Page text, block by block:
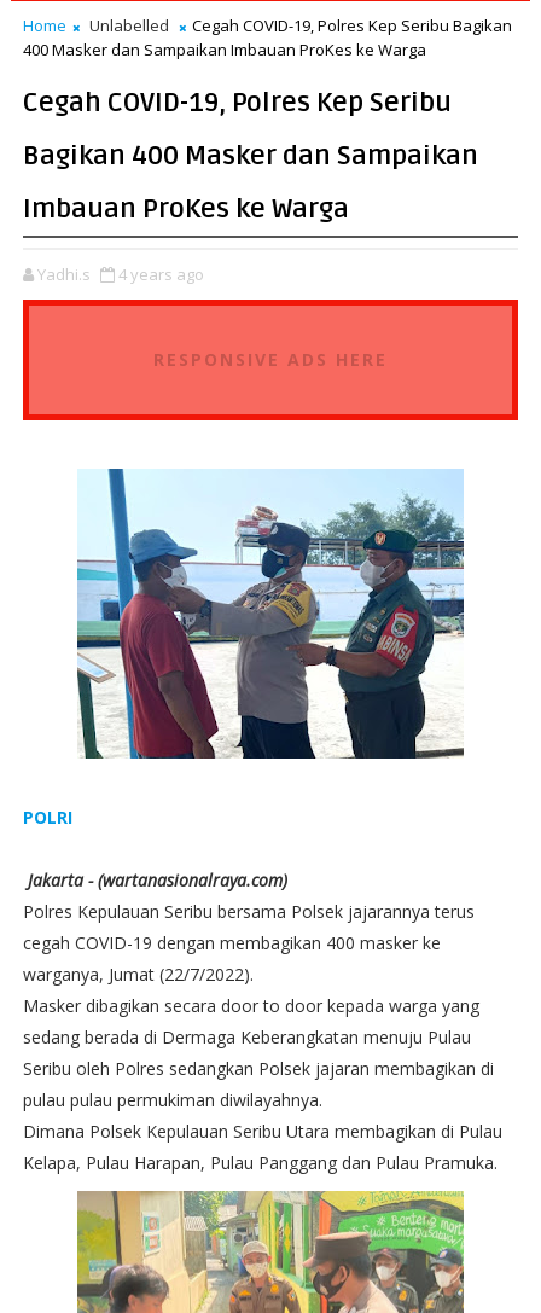
Home Unlabelled
Cegah COVID-19, Polres Kep Seribu Bagikan
400 Masker dan Sampaikan Imbauan ProKes ke Warga
Cegah COVID-19, Polres Kep Seribu
Bagikan 400 Masker dan Sampaikan
Imbauan ProKes ke Warga
Yadhi.s 4 years ago
RESPONSIVE ADS HERE
POLRI
Jakarta - (wartanasionalraya.com)
Polres Kepulauan Seribu bersama Polsek jajarannya terus
cegah COVID-19 dengan membagikan 400 masker ke
warganya, Jumat (22/7/2022).
Masker dibagikan secara door to door kepada warga yang
sedang berada di Dermaga Keberangkatan menuju Pulau
Seribu oleh Polres sedangkan Polsek jajaran membagikan di
pulau pulau permukiman diwilayahnya.
Dimana Polsek Kepulauan Seribu Utara membagikan di Pulau
Kelapa, Pulau Harapan, Pulau Panggang dan Pulau Pramuka.